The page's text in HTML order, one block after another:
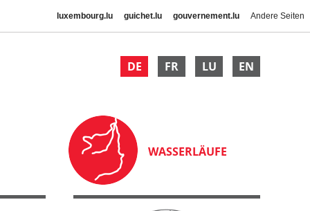
luxembourg.lu guichet.lu gouvernement.lu Andere Seiten
DE FR LU EN
WASSERLÄUFE